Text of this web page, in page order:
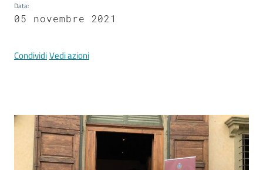
Argomenti
Data:
05 novembre 2021
CondividiVedi azioni